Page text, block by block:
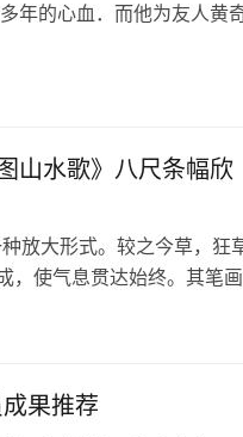
年的心血．而他为友人黄
山水歌》八尺条幅欣
放大形式。较之今草，狂
，使气息贯达始终。其笔画
果推荐